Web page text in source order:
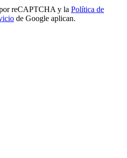
reCAPTCHA y la Política de
de Google aplican.